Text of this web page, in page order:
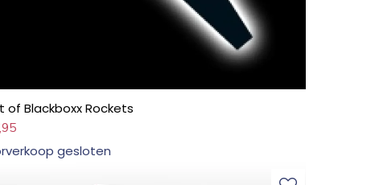
of Blackboxx Rockets
gesloten